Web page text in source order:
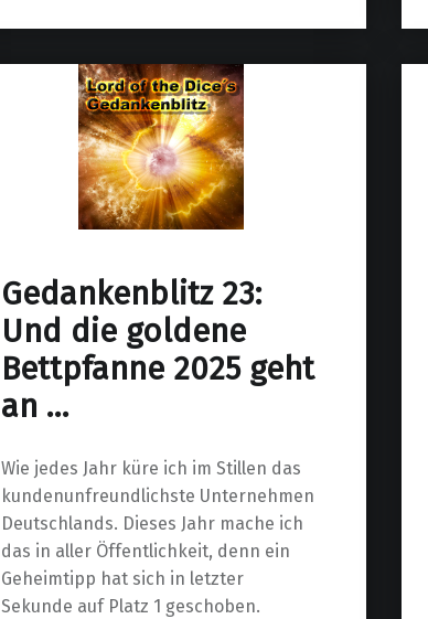
Gedankenblitz 23:
Und die goldene
Bettpfanne 2025 geht
an …
Wie jedes Jahr küre ich im Stillen das
kundenunfreundlichste Unternehmen
Deutschlands. Dieses Jahr mache ich
das in aller Öffentlichkeit, denn ein
Geheimtipp hat sich in letzter
Sekunde auf Platz 1 geschoben.